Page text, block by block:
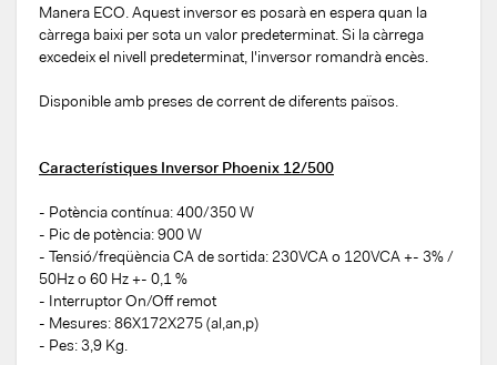
Manera ECO. Aquest inversor es posarà en espera quan la
càrrega baixi per sota un valor predeterminat. Si la càrrega
excedeix el nivell predeterminat, l'inversor romandrà encès.
Disponible amb preses de corrent de diferents països.
Característiques Inversor Phoenix 12/500
- Potència contínua: 400/350 W
- Pic de potència: 900 W
- Tensió/freqüència CA de sortida: 230VCA o 120VCA +- 3% /
50Hz o 60 Hz +- 0,1 %
- Interruptor On/Off remot
- Mesures: 86X172X275 (al,an,p)
- Pes: 3,9 Kg.